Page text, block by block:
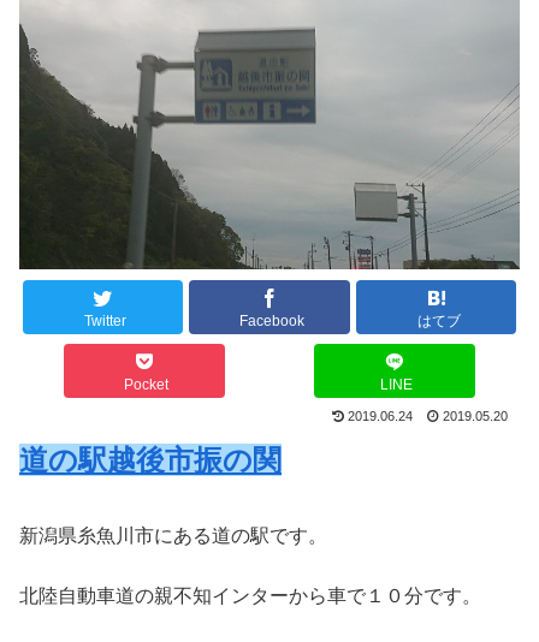
Twitter Facebook はてブ
Pocket LINE
2019.06.24 2019.05.20
道の駅越後市振の関
新潟県糸魚川市にある道の駅です。
北陸自動車道の親不知インターから車で１０分です。